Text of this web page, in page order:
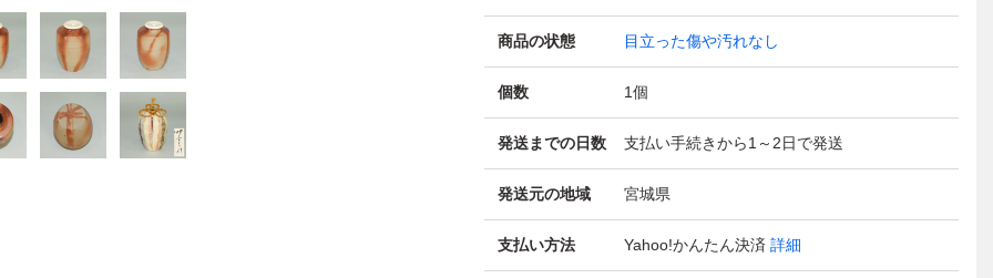
商品の状態 目立った傷や汚れなし
個数 1個
発送までの日数 支払い手続きから1～2日で発送
発送元の地域 宮城県
支払い方法 Yahoo!かんたん決済 詳細